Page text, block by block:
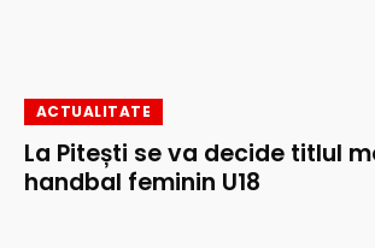
ACTUALITATE
La Pitești se va decide titlul
handbal feminin U18